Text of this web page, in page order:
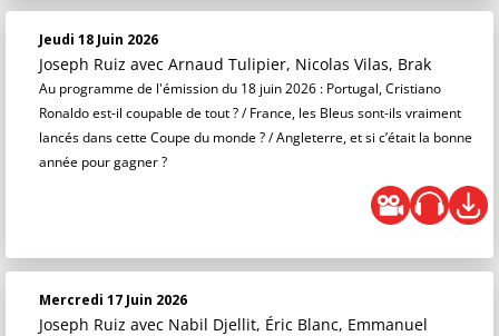
Jeudi 18 Juin 2026
Joseph Ruiz avec Arnaud Tulipier, Nicolas Vilas, Brak
Au programme de l'émission du 18 juin 2026 : Portugal, Cristiano
Ronaldo est-il coupable de tout ? / France, les Bleus sont-ils vraiment
lancés dans cette Coupe du monde ? / Angleterre, et si c’était la bonne
année pour gagner ?
Mercredi 17 Juin 2026
Joseph Ruiz avec Nabil Djellit, Éric Blanc, Emmanuel